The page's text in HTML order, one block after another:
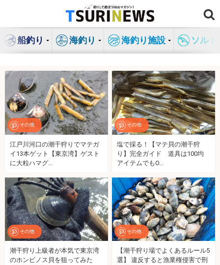
ン
ス
ッ
プ
船釣り 海釣り 海釣り施設 ソル
その他
江戸川河口の潮干狩りでマテガ
イ13本ゲット【東京湾】ゲスト
に大粒ハマグ…
その他
塩で採る！【マテ貝の潮干狩
り】完全ガイド 道具は100均
アイテムでもO…
その他
潮干狩り上級者が本気で東京湾
のホンビノス貝を狙ってみた
その他
【潮干狩り場でよくあるルール5
選】 違反すると漁業権侵害で刑